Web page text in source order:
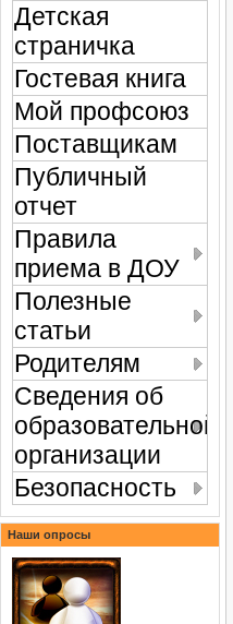
Детская
страничка
Гостевая книга
Мой профсоюз
Поставщикам
Публичный
отчет
Правила
приема в ДОУ
Полезные
статьи
Родителям
Сведения об
образовательной
организации
Безопасность
Наши опросы